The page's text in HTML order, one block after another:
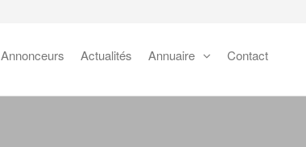
Annonceurs Actualités Annuaire Contact